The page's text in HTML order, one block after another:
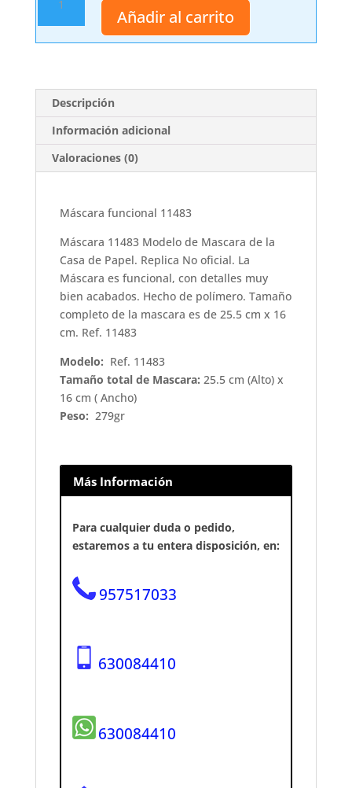
funcional
11483
cantidad
Añadir al carrito
Descripción
Información adicional
Valoraciones (0)
Máscara funcional 11483
Máscara 11483 Modelo de Mascara de la
Casa de Papel. Replica No oficial. La
Máscara es funcional, con detalles muy
bien acabados. Hecho de polímero. Tamaño
completo de la mascara es de 25.5 cm x 16
cm. Ref. 11483
Modelo: Ref. 11483
Tamaño total de Mascara: 25.5 cm (Alto) x
16 cm ( Ancho)
Peso: 279gr
Más Información
Para cualquier duda o pedido,
estaremos a tu entera disposición, en:
957517033
630084410
630084410